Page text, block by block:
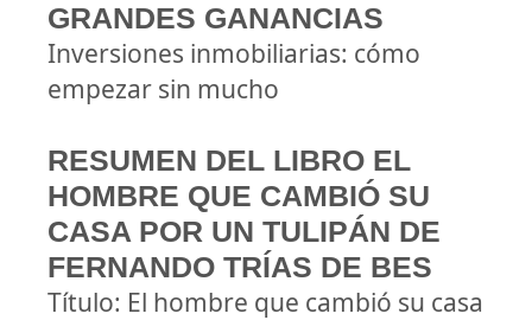
GRANDES GANANCIAS
Inversiones inmobiliarias: cómo
empezar sin mucho
RESUMEN DEL LIBRO EL
HOMBRE QUE CAMBIÓ SU
CASA POR UN TULIPÁN DE
FERNANDO TRÍAS DE BES
Título: El hombre que cambió su casa